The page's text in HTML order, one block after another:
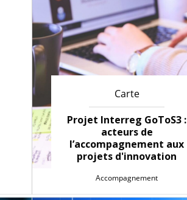
Carte
Projet Interreg GoToS3 :
acteurs de
l’accompagnement aux
projets d'innovation
Accompagnement